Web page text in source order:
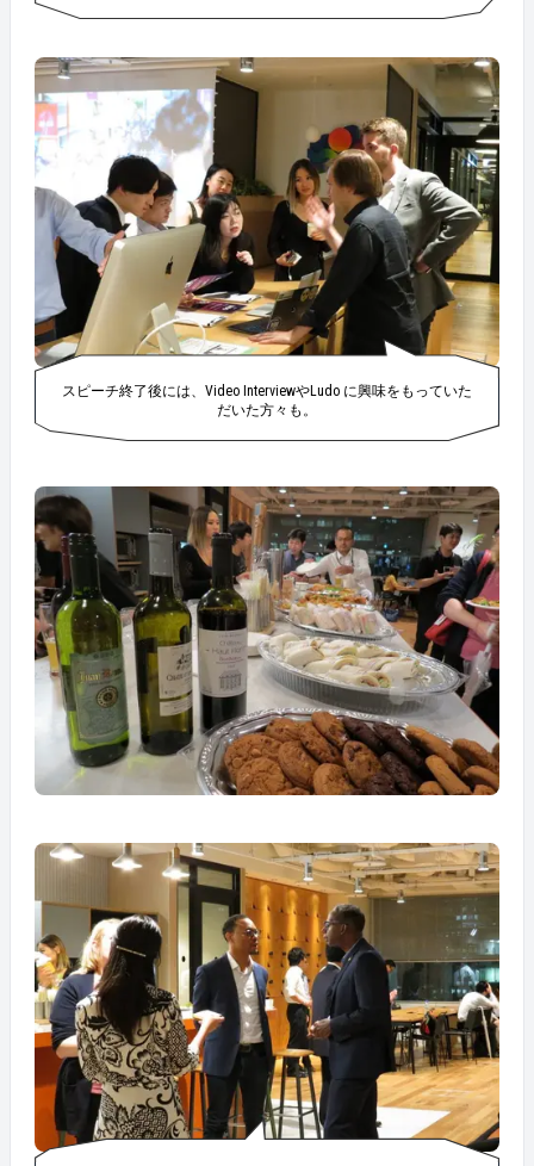
スピーチ終了後には、Video InterviewやLudo に興味をもっていた
だいた方々も。